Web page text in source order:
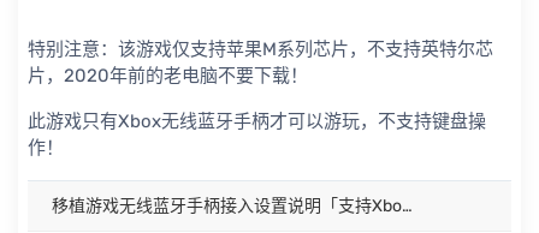
特别注意：该游戏仅支持苹果M系列芯片，不支持英特尔芯
片，2020年前的老电脑不要下载！
此游戏只有Xbox无线蓝牙手柄才可以游玩，不支持键盘操
作！
移植游戏无线蓝牙手柄接入设置说明「支持Xbox无线蓝牙手柄，不支持PS手柄」